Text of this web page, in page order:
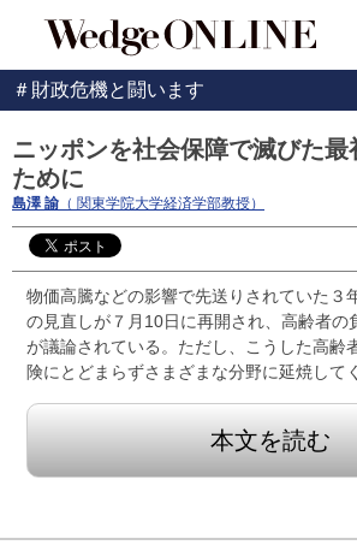
＃財政危機と闘います
ニッポンを社会保障で滅びた
ために
島澤 諭 （ 関東学院大学経済学部教授）
物価高騰などの影響で先送りされていた３
の見直しが７月10日に再開され、高齢者の
が議論されている。ただし、こうした高齢
険にとどまらずさまざまな分野に延焼して
本文を読む